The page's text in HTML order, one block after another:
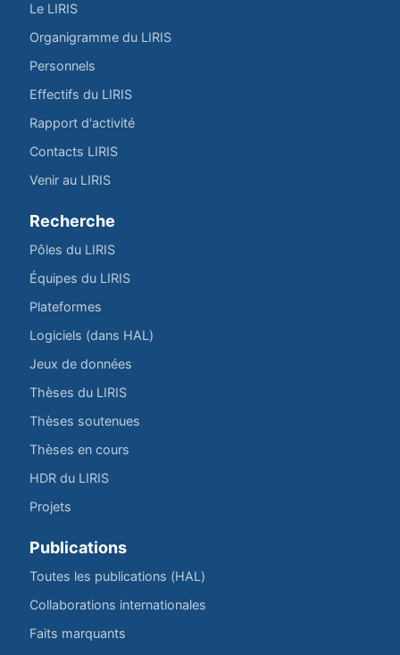
Le LIRIS
Organigramme du LIRIS
Personnels
Effectifs du LIRIS
Rapport d'activité
Contacts LIRIS
Venir au LIRIS
Recherche
Pôles du LIRIS
Équipes du LIRIS
Plateformes
Logiciels (dans HAL)
Jeux de données
Thèses du LIRIS
Thèses soutenues
Thèses en cours
HDR du LIRIS
Projets
Publications
Toutes les publications (HAL)
Collaborations internationales
Faits marquants